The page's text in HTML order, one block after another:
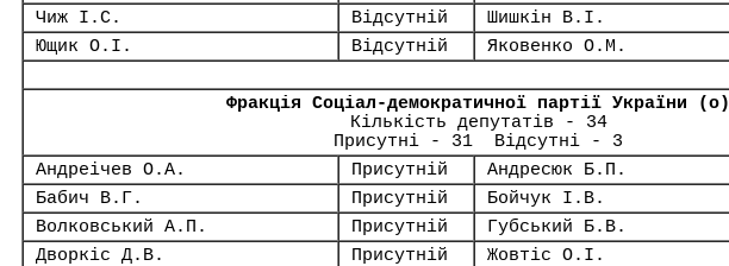
Чиж І.С.
Відсутній Шишкін В.І.
Ющик О.І.
Відсутній Яковенко О.М.
Фракція Соціал-демократичної партії України (о)
Кількість депутатів - 34
Присутні - 31 Відсутні - 3
Андреічев О.А.
Присутній Андресюк Б.П.
Бабич В.Г.
Присутній Бойчук І.В.
Волковський А.П.
Присутній Губський Б.В.
Дворкіс Д.В.
Присутній Жовтіс О.І.